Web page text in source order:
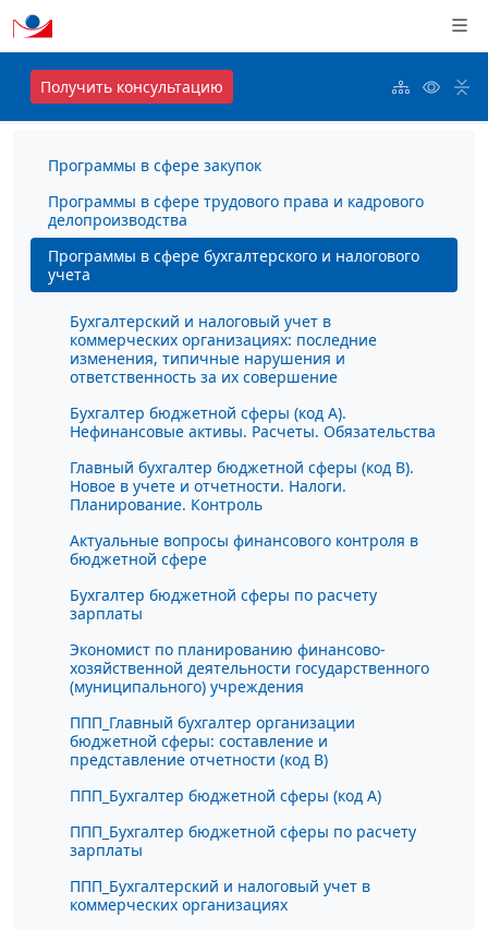
Получить консультацию
Программы в сфере закупок
Программы в сфере трудового права и кадрового
делопроизводства
Программы в сфере бухгалтерского и налогового
учета
Бухгалтерский и налоговый учет в
коммерческих организациях: последние
изменения, типичные нарушения и
ответственность за их совершение
Бухгалтер бюджетной сферы (код А).
Нефинансовые активы. Расчеты. Обязательства
Главный бухгалтер бюджетной сферы (код В).
Новое в учете и отчетности. Налоги.
Планирование. Контроль
Актуальные вопросы финансового контроля в
бюджетной сфере
Бухгалтер бюджетной сферы по расчету
зарплаты
Экономист по планированию финансово-
хозяйственной деятельности государственного
(муниципального) учреждения
ППП_Главный бухгалтер организации
бюджетной сферы: составление и
представление отчетности (код В)
ППП_Бухгалтер бюджетной сферы (код А)
ППП_Бухгалтер бюджетной сферы по расчету
зарплаты
ППП_Бухгалтерский и налоговый учет в
коммерческих организациях